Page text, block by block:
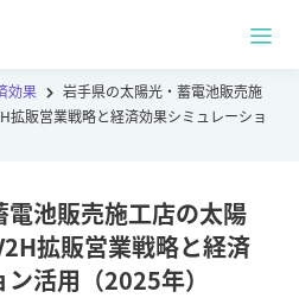
効果
岩手県の太陽光・蓄電池販売施
拡販営業戦略と経済効果シミュレーショ
池販売施工店の太陽
拡販営業戦略と経済
活用（2025年）